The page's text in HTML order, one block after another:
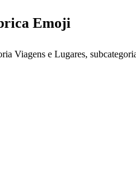
Emoji
Viagens e Lugares,